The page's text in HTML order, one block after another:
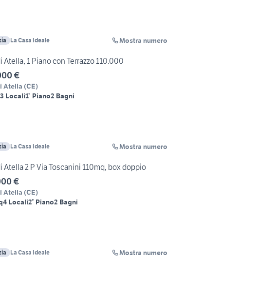
La Casa Ideale Mostra numero
Atella, 1 Piano con Terrazzo 110.000
€
Atella (CE)
3 Locali1° Piano2 Bagni
La Casa Ideale Mostra numero
Atella 2 P Via Toscanini 110mq, box doppio
€
Atella (CE)
4 Locali2° Piano2 Bagni
La Casa Ideale Mostra numero